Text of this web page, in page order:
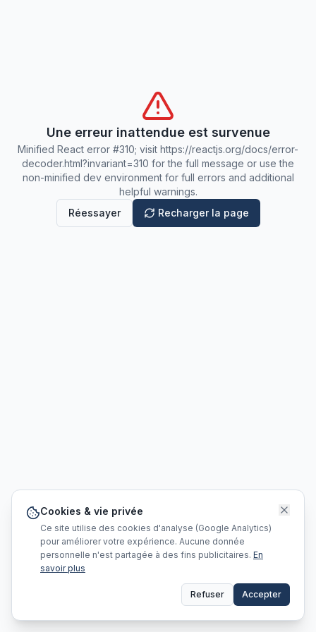
Une erreur inattendue est survenue
Minified React error #310; visit https://reactjs.org/docs/error-
decoder.html?invariant=310 for the full message or use the
non-minified dev environment for full errors and additional
helpful warnings.
Réessayer
Recharger la page
Cookies & vie privée
Ce site utilise des cookies d'analyse (Google Analytics)
pour améliorer votre expérience. Aucune donnée
personnelle n'est partagée à des fins publicitaires. En
savoir plus
Refuser Accepter